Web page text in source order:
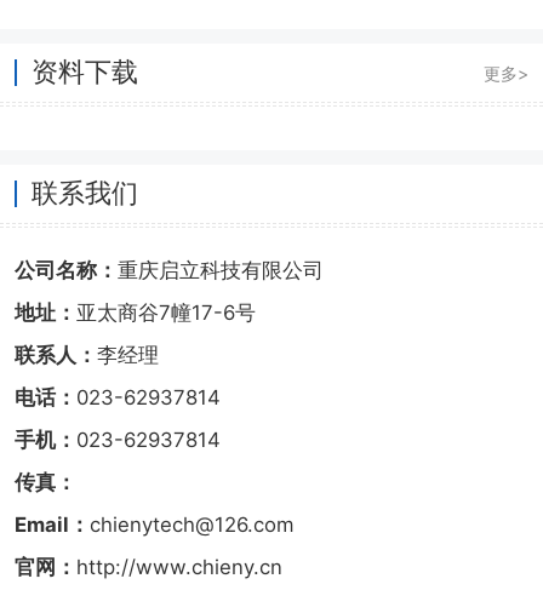
资料下载 更多>
联系我们
公司名称： 重庆启立科技有限公司
地址： 亚太商谷7幢17-6号
联系人： 李经理
电话： 023-62937814
手机： 023-62937814
传真：
Email： chienytech@126.com
官网： http://www.chieny.cn